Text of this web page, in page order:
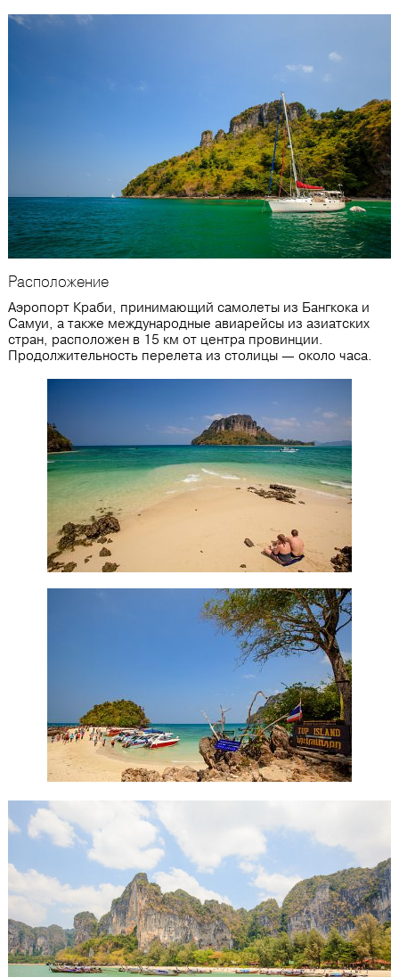
Расположение
Аэропорт Краби, принимающий самолеты из Бангкока и
Самуи, а также международные авиарейсы из азиатских
стран, расположен в 15 км от центра провинции.
Продолжительность перелета из столицы — около часа.